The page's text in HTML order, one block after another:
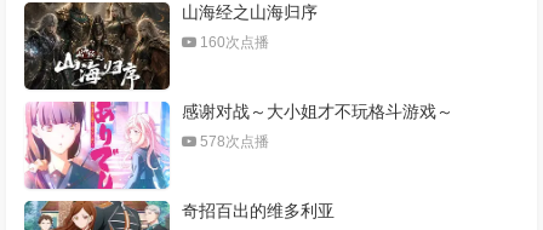
山海经之山海归序
160次点播
感谢对战～大小姐才不玩格斗游戏～
578次点播
奇招百出的维多利亚